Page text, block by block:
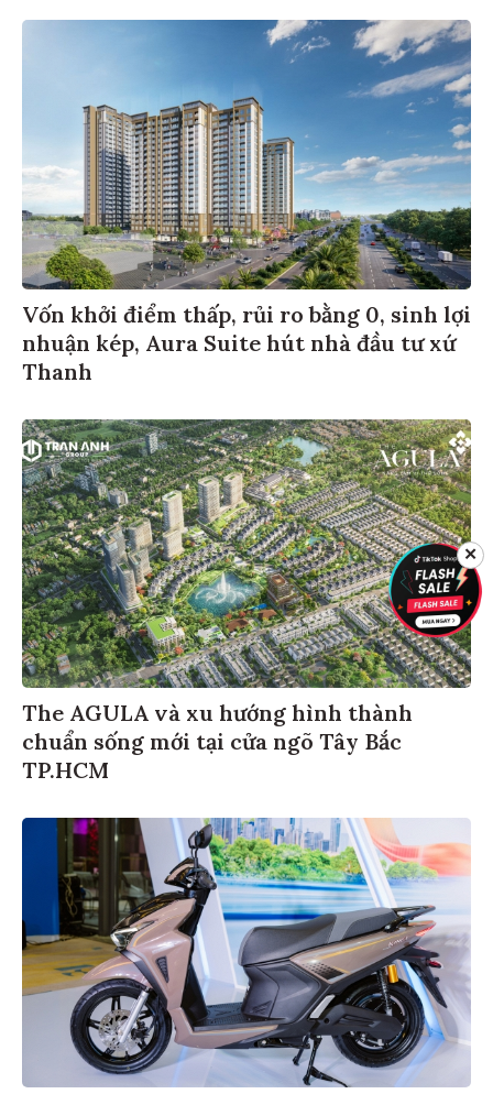
Vốn khởi điểm thấp, rủi ro bằng 0, sinh lợi
nhuận kép, Aura Suite hút nhà đầu tư xứ
Thanh
The AGULA và xu hướng hình thành
chuẩn sống mới tại cửa ngõ Tây Bắc
TP.HCM
✕